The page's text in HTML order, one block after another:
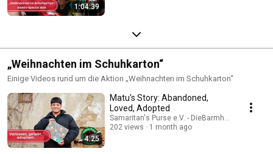
1:04:39
„Weihnachten im Schuhkarton“
Einige Videos rund um die Aktion „Weihnachten im Schuhkarton“
4:25
Matu's Story: Abandoned,
Loved, Adopted
Samaritan's Purse e.V. -
202 views
1 month ago